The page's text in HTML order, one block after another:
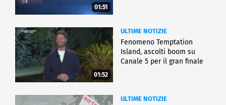
01:51
01:52
ULTIME NOTIZIE
Fenomeno Temptation
Island, ascolti boom su
Canale 5 per il gran finale
ULTIME NOTIZIE